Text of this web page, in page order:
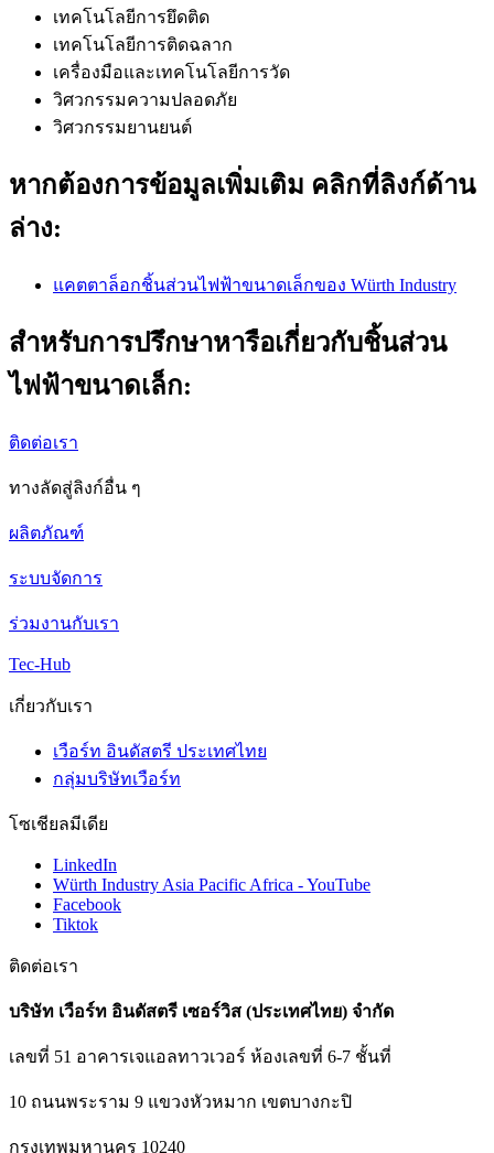
เทคโนโลยีการยึดติด
เทคโนโลยีการติดฉลาก
เครื่องมือและเทคโนโลยีการวัด
วิศวกรรมความปลอดภัย
วิศวกรรมยานยนต์
หากต้องการข้อมูลเพิ่มเติม คลิกที่ลิงก์ด้าน
ล่าง:
แคตตาล็อกชิ้นส่วนไฟฟ้าขนาดเล็กของ Würth Industry
สำหรับการปรึกษาหารือเกี่ยวกับชิ้นส่วน
ไฟฟ้าขนาดเล็ก:
ติดต่อเรา
ทางลัดสู่ลิงก์อื่น ๆ
ผลิตภัณฑ์
ระบบจัดการ
ร่วมงานกับเรา
Tec-Hub
เกี่ยวกับเรา
เวือร์ท อินดัสตรี ประเทศไทย
กลุ่มบริษัทเวือร์ท
โซเชียลมีเดีย
LinkedIn
Würth Industry Asia Pacific Africa - YouTube
Facebook
Tiktok
ติดต่อเรา
บริษัท เวือร์ท อินดัสตรี เซอร์วิส (ประเทศไทย) จำกัด
เลขที่ 51 อาคารเจแอลทาวเวอร์ ห้องเลขที่ 6-7 ชั้นที่
10 ถนนพระราม 9 แขวงหัวหมาก เขตบางกะปิ
กรุงเทพมหานคร 10240